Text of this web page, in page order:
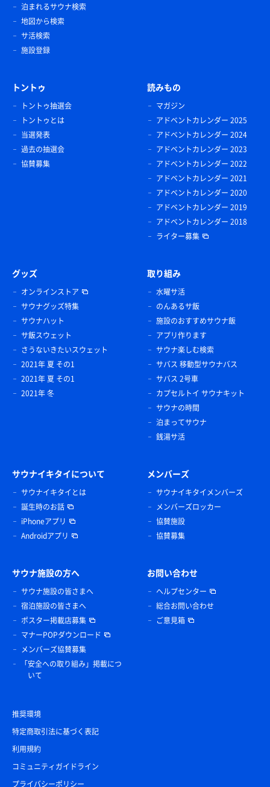
泊まれるサウナ検索
地図から検索
サ活検索
施設登録
トントゥ
トントゥ抽選会
トントゥとは
当選発表
過去の抽選会
協賛募集
読みもの
マガジン
アドベントカレンダー 2025
アドベントカレンダー 2024
アドベントカレンダー 2023
アドベントカレンダー 2022
アドベントカレンダー 2021
アドベントカレンダー 2020
アドベントカレンダー 2019
アドベントカレンダー 2018
ライター募集
グッズ
オンラインストア
サウナグッズ特集
サウナハット
サ飯スウェット
さうないきたいスウェット
2021年 夏 その1
2021年 夏 その1
2021年 冬
取り組み
水曜サ活
のんあるサ飯
施設のおすすめサウナ飯
アプリ作ります
サウナ楽しむ検索
サバス 移動型サウナバス
サバス 2号車
カプセルトイ サウナキット
サウナの時間
泊まってサウナ
銭湯サ活
サウナイキタイについて
サウナイキタイとは
誕生時のお話
iPhoneアプリ
Androidアプリ
メンバーズ
サウナイキタイメンバーズ
メンバーズロッカー
協賛施設
協賛募集
サウナ施設の方へ
サウナ施設の皆さまへ
宿泊施設の皆さまへ
ポスター掲載店募集
マナーPOPダウンロード
メンバーズ協賛募集
「安全への取り組み」掲載につ
いて
お問い合わせ
ヘルプセンター
総合お問い合わせ
ご意見箱
推奨環境
特定商取引法に基づく表記
利用規約
コミュニティガイドライン
プライバシーポリシー